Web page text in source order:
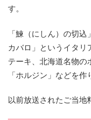
す。
「鰊（にしん）の切
カバロ」というイタリ
テーキ、北海道名物の
「ホルジン」などを作
以前放送されたご当地